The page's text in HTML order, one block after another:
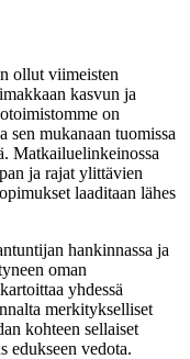
ollut viimeisten
kasvun ja
on
sen mukanaan tuomissa
Matkailuelinkeinossa
ja rajat ylittävien
laaditaan lähes
hankinnassa ja
oman
yhdessä
merkitykselliset
kohteen sellaiset
edukseen vedota.